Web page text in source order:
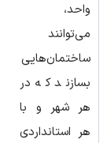
واحد،
می‌توانند
ساختمان‌هایی
بسازند که در
هر شهر و با
هر استانداردی